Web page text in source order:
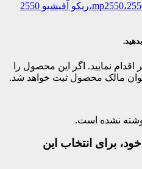
نمایید. اگر این محصول را
مالک محصول ثبت خواهد شد.
نشده است.
برای انتخاب این